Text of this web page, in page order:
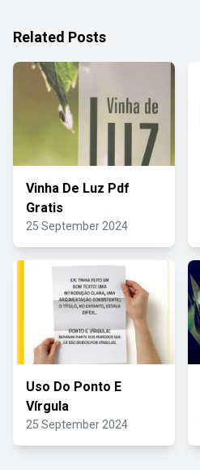
Related Posts
Vinha De Luz Pdf
Gratis
25 September 2024
Uso Do Ponto E
Vírgula
25 September 2024